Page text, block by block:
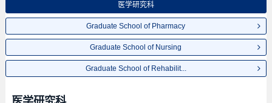
医学研究科
Graduate School of Pharmacy
Graduate School of Nursing
Graduate School of Rehabilit...